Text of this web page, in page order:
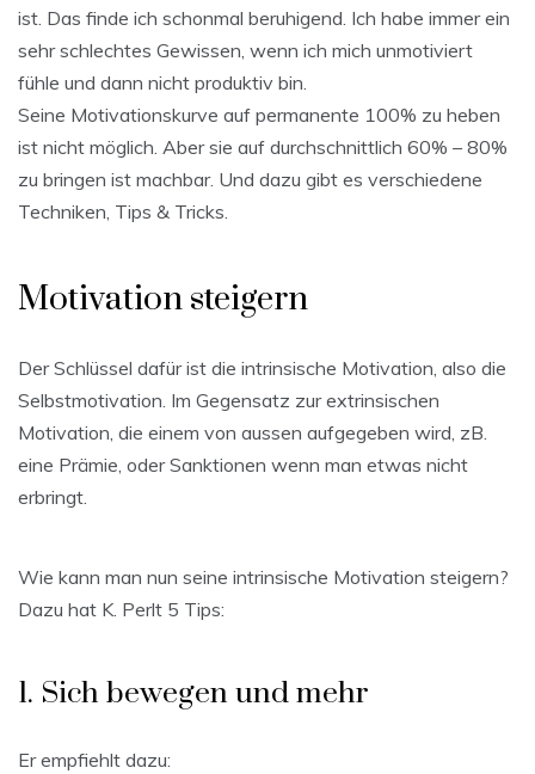
ist. Das finde ich schonmal beruhigend. Ich habe immer ein
sehr schlechtes Gewissen, wenn ich mich unmotiviert
fühle und dann nicht produktiv bin.
Seine Motivationskurve auf permanente 100% zu heben
ist nicht möglich. Aber sie auf durchschnittlich 60% – 80%
zu bringen ist machbar. Und dazu gibt es verschiedene
Techniken, Tips & Tricks.
Motivation steigern
Der Schlüssel dafür ist die intrinsische Motivation, also die
Selbstmotivation. Im Gegensatz zur extrinsischen
Motivation, die einem von aussen aufgegeben wird, zB.
eine Prämie, oder Sanktionen wenn man etwas nicht
erbringt.
Wie kann man nun seine intrinsische Motivation steigern?
Dazu hat K. Perlt 5 Tips:
1. Sich bewegen und mehr
Er empfiehlt dazu: